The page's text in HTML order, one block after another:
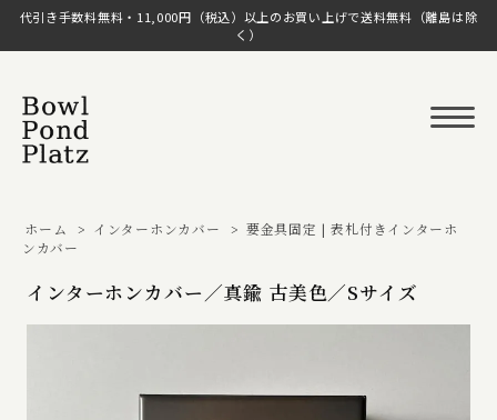
代引き手数料無料・11,000円（税込）以上のお買い上げで送料無料（離島は除
く）
ホーム > インターホンカバー > 要金具固定 | 表札付きインターホ
ンカバー
インターホンカバー／真鍮 古美色／Sサイズ